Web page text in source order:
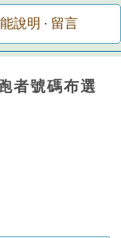
說明 · 留言
者號碼布選